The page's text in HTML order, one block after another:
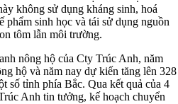
không sử dụng kháng sinh, hoá
phẩm sinh học và tái sử dụng nguồn
tôm lẫn môi trường.
nông hộ của Cty Trúc Anh, năm
hộ và năm nay dự kiến tăng lên 328
số tỉnh phía Bắc. Qua kết quả của 4
Anh tin tưởng, kế hoạch chuyển